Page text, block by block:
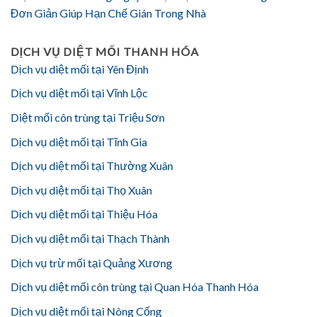
Đơn Giản Giúp Hạn Chế Gián Trong Nhà
DỊCH VỤ DIỆT MỐI THANH HÓA
Dịch vụ diệt mối tại Yên Định
Dịch vụ diệt mối tại Vĩnh Lộc
Diệt mối côn trùng tại Triệu Sơn
Dịch vụ diệt mối tại Tĩnh Gia
Dịch vụ diệt mối tại Thường Xuân
Dịch vụ diệt mối tại Thọ Xuân
Dịch vụ diệt mối tại Thiệu Hóa
Dịch vụ diệt mối tại Thạch Thành
Dịch vụ trừ mối tại Quảng Xương
Dịch vụ diệt mối côn trùng tại Quan Hóa Thanh Hóa
Dịch vụ diệt mối tại Nông Cống